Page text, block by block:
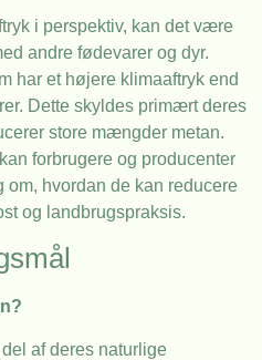
i perspektiv, kan det være
andre fødevarer og dyr.
har et højere klimaaftryk end
Dette skyldes primært deres
store mængder metan.
forbrugere og producenter
hvordan de kan reducere
og landbrugspraksis.
af deres naturlige